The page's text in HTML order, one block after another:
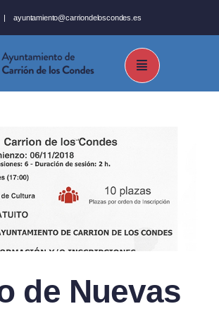
|ayuntamiento@carriondeloscondes.es
de Nuevas